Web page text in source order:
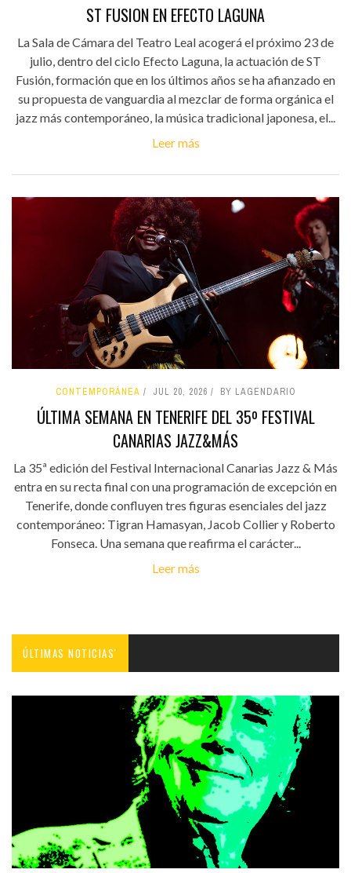
ST FUSION EN EFECTO LAGUNA
La Sala de Cámara del Teatro Leal acogerá el próximo 23 de
julio, dentro del ciclo Efecto Laguna, la actuación de ST
Fusión, formación que en los últimos años se ha afianzado en
su propuesta de vanguardia al mezclar de forma orgánica el
jazz más contemporáneo, la música tradicional japonesa, el...
Leer más
CONTEMPORÁNEA JUL 20, 2026 BY LAGENDARIO
ÚLTIMA SEMANA EN TENERIFE DEL 35º FESTIVAL
CANARIAS JAZZ&MÁS
La 35ª edición del Festival Internacional Canarias Jazz & Más
entra en su recta final con una programación de excepción en
Tenerife, donde confluyen tres figuras esenciales del jazz
contemporáneo: Tigran Hamasyan, Jacob Collier y Roberto
Fonseca. Una semana que reafirma el carácter...
Leer más
ÚLTIMAS NOTICIAS'